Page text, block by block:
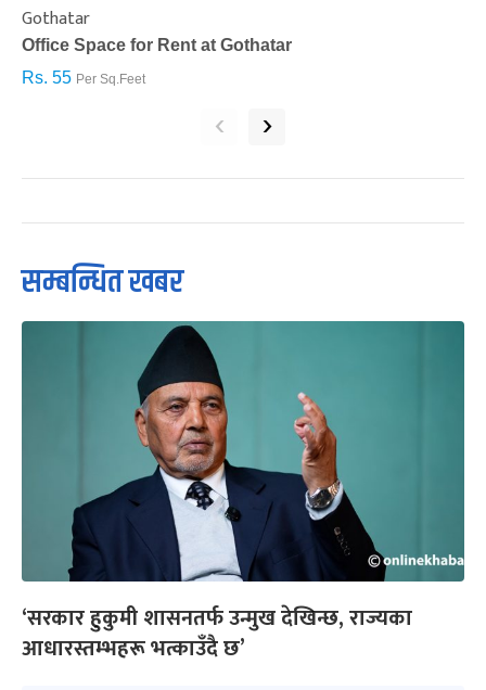
Gothatar
Office Space for Rent at Gothatar
Rs. 55 Per Sq.Feet
‹ ›
सम्बन्धित खबर
‘सरकार हुकुमी शासनतर्फ उन्मुख देखिन्छ, राज्यका
आधारस्तम्भहरू भत्काउँदै छ’